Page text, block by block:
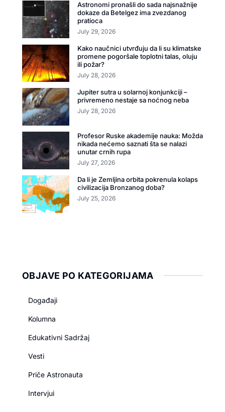
Astronomi pronašli do sada najsnažnije
dokaze da Betelgez ima zvezdanog
pratioca
July 29, 2026
Kako naučnici utvrđuju da li su klimatske
promene pogoršale toplotni talas, oluju
ili požar?
July 28, 2026
Jupiter sutra u solarnoj konjunkciji –
privremeno nestaje sa noćnog neba
July 28, 2026
Profesor Ruske akademije nauka: Možda
nikada nećemo saznati šta se nalazi
unutar crnih rupa
July 27, 2026
Da li je Zemljina orbita pokrenula kolaps
civilizacija Bronzanog doba?
July 25, 2026
OBJAVE PO KATEGORIJAMA
Događaji
Kolumna
Edukativni Sadržaj
Vesti
Priče Astronauta
Intervjui